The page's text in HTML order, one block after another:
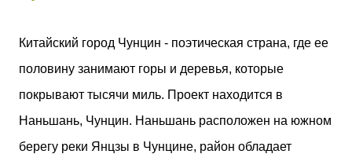
архитектурный стиль. Аалто стремился к
(Gesamtkunstwerk), поэтому его талант проявился
не только в проектировании зданий, но и в
осветительных приборов до авторской
стеклянной посуды и мебели. Путь мастера
Китайский город Чунцин - поэтическая страна, где ее
половину занимают горы и деревья, которые
покрывают тысячи миль. Проект находится в
Наньшань, Чунцин. Наньшань расположен на южном
берегу реки Янцзы в Чунцине, район обладает